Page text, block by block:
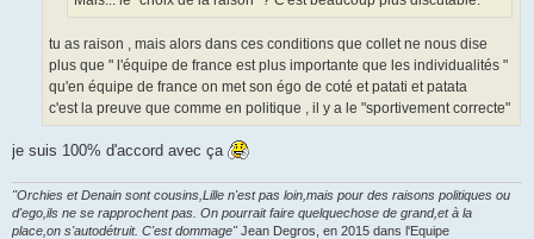
tu as raison , mais alors dans ces conditions que collet ne nous dise
plus que " l'équipe de france est plus importante que les individualités "
qu'en équipe de france on met son égo de coté et patati et patata
c'est la preuve que comme en politique , il y a le "sportivement correcte"
je suis 100% d'accord avec ça
"Orchies et Denain sont cousins,Lille n'est pas loin,mais pour des raisons politiques ou
d'ego,ils ne se rapprochent pas. On pourrait faire quelquechose de grand,et à la
place,on s'autodétruit. C'est dommage"Jean Degros, en 2015 dans l'Equipe